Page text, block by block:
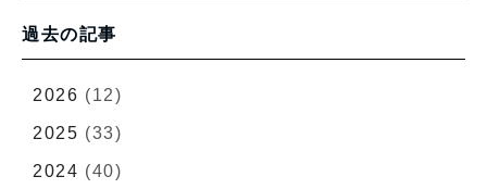
過去の記事
2026 (12)
2025 (33)
2024 (40)